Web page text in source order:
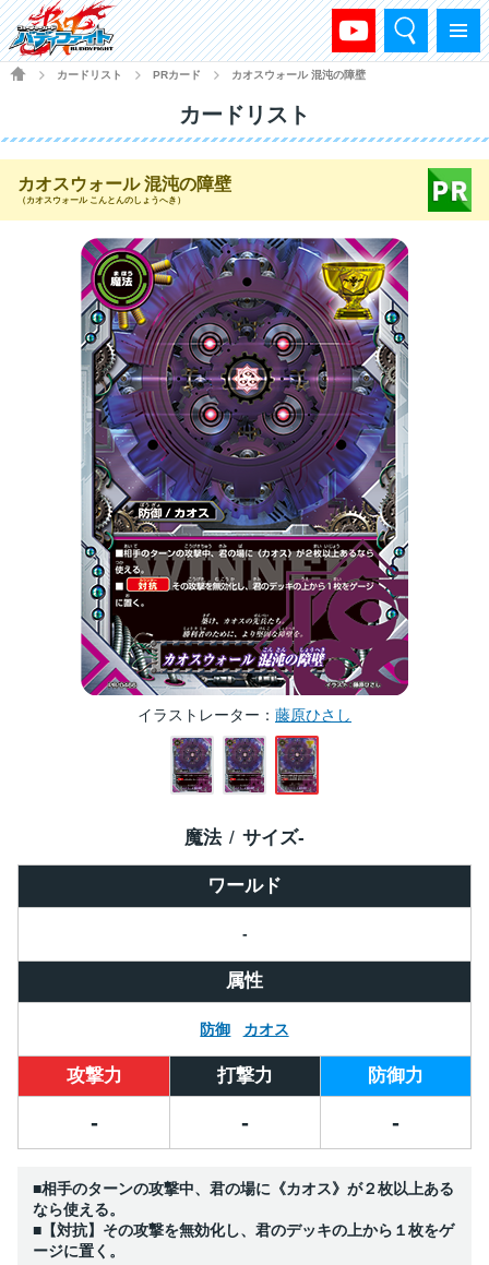
メニュー
検索
HOME
カードリスト PRカード カオスウォール 混沌の障壁
カードリスト
カオスウォール 混沌の障壁
（カオスウォール こんとんのしょうへき）
イラストレーター 藤原ひさし
ワールド
-
魔法 サイズ-
属性
防御 カオス
攻撃力 打撃力 防御力
- - -
■相手のターンの攻撃中、君の場に《カオス》が２枚以上ある
なら使える。
■【対抗】その攻撃を無効化し、君のデッキの上から１枚をゲ
ージに置く。